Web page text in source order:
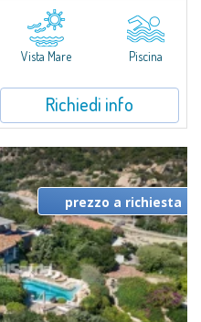
Rafael, sorge Villa Hugo, una
proprietà caratterizzata da
Vista Mare Piscina
Richiedi info
prezzo a richiesta